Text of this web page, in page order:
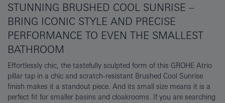
STUNNING BRUSHED COOL SUNRISE –
BRING ICONIC STYLE AND PRECISE
PERFORMANCE TO EVEN THE SMALLEST
BATHROOM
Effortlessly chic, the tastefully sculpted form of this GROHE Atrio
pillar tap in a chic and scratch-resistant Brushed Cool Sunrise
finish makes it a standout piece. And its small size means it is a
perfect fit for smaller basins and cloakrooms. If you are searching